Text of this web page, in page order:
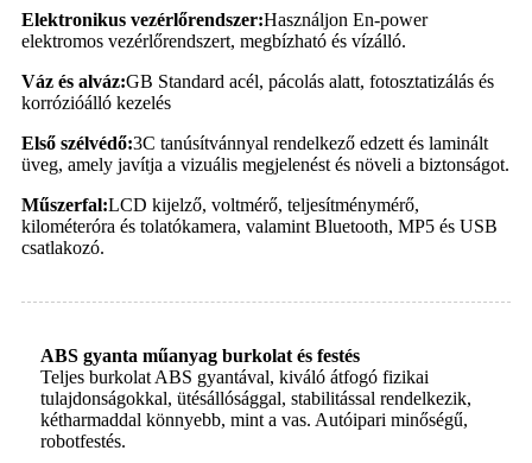
Elektronikus vezérlőrendszer:Használjon En-power
elektromos vezérlőrendszert, megbízható és vízálló.
Váz és alváz:GB Standard acél, pácolás alatt, fotosztatizálás és
korrózióálló kezelés
Első szélvédő:3C tanúsítvánnyal rendelkező edzett és laminált
üveg, amely javítja a vizuális megjelenést és növeli a biztonságot.
Műszerfal:LCD kijelző, voltmérő, teljesítménymérő,
kilométeróra és tolatókamera, valamint Bluetooth, MP5 és USB
csatlakozó.
ABS gyanta műanyag burkolat és festés
Teljes burkolat ABS gyantával, kiváló átfogó fizikai
tulajdonságokkal, ütésállósággal, stabilitással rendelkezik,
kétharmaddal könnyebb, mint a vas. Autóipari minőségű,
robotfestés.